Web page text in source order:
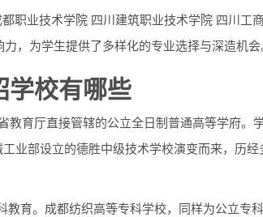
职业技术学院 四川建筑职业技术学院 四川工
，为学生提供了多样化的专业选择与深造机会
学校有哪些
育厅直接管辖的公立全日制普通高等学府。
业部设立的德胜中级技术学校演变而来，历
育。成都纺织高等专科学校，同样为公立专